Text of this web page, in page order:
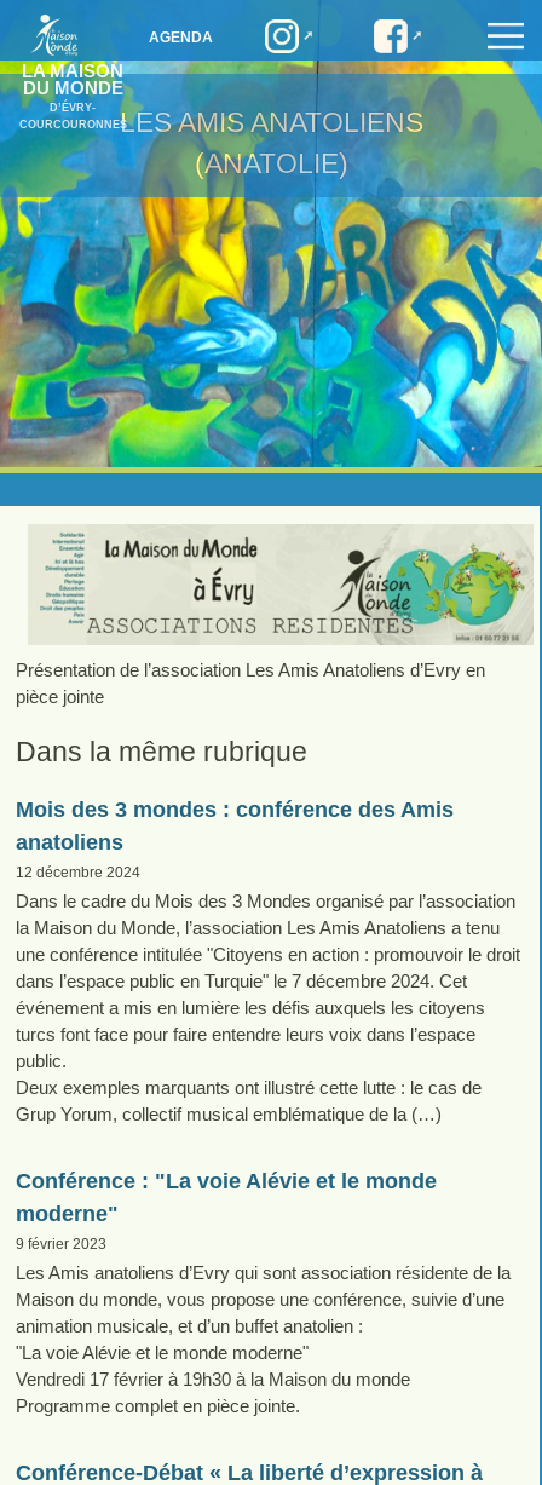
LA MAISON
DU MONDE
D’ÉVRY-
COURCOURONNES
AGENDA
LES AMIS ANATOLIENS
(ANATOLIE)
Présentation de l’association Les Amis Anatoliens d’Evry en
pièce jointe
Dans la même rubrique
Mois des 3 mondes : conférence des Amis
anatoliens
12 décembre 2024
Dans le cadre du Mois des 3 Mondes organisé par l’association
la Maison du Monde, l’association Les Amis Anatoliens a tenu
une conférence intitulée "Citoyens en action : promouvoir le droit
dans l’espace public en Turquie" le 7 décembre 2024. Cet
événement a mis en lumière les défis auxquels les citoyens
turcs font face pour faire entendre leurs voix dans l’espace
public.
Deux exemples marquants ont illustré cette lutte : le cas de
Grup Yorum, collectif musical emblématique de la (…)
Conférence : "La voie Alévie et le monde
moderne"
9 février 2023
Les Amis anatoliens d’Evry qui sont association résidente de la
Maison du monde, vous propose une conférence, suivie d’une
animation musicale, et d’un buffet anatolien :
"La voie Alévie et le monde moderne"
Vendredi 17 février à 19h30 à la Maison du monde
Programme complet en pièce jointe.
Conférence-Débat « La liberté d’expression à